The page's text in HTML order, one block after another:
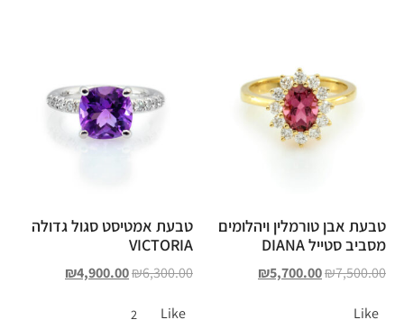
טבעת אבן טורמלין ויהלומים
מסביב סטייל DIANA
₪7,500.00
₪5,700.00
Like
טבעת אמטיסט סגול גדולה
VICTORIA
₪6,300.00
₪4,900.00
Like
2